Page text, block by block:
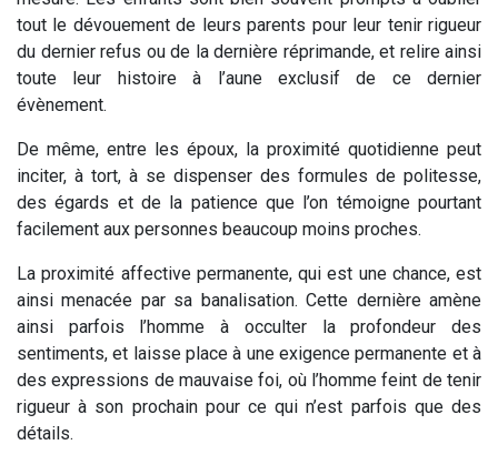
tout le dévouement de leurs parents pour leur tenir rigueur
du dernier refus ou de la dernière réprimande, et relire ainsi
toute leur histoire à l’aune exclusif de ce dernier
évènement.
De même, entre les époux, la proximité quotidienne peut
inciter, à tort, à se dispenser des formules de politesse,
des égards et de la patience que l’on témoigne pourtant
facilement aux personnes beaucoup moins proches.
La proximité affective permanente, qui est une chance, est
ainsi menacée par sa banalisation. Cette dernière amène
ainsi parfois l’homme à occulter la profondeur des
sentiments, et laisse place à une exigence permanente et à
des expressions de mauvaise foi, où l’homme feint de tenir
rigueur à son prochain pour ce qui n’est parfois que des
détails.